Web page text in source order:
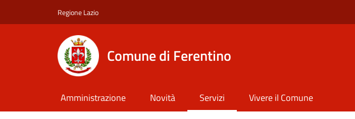
Regione Lazio
Comune di Ferentino
Amministrazione Novità Servizi Vivere il Comune